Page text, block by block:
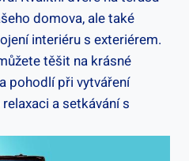
domova, ale také
interiéru s exteriérem.
těšit na krásné
pohodlí při vytváření
a setkávání s